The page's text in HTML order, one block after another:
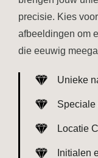
precisie. Kies
afbeeldingen om
die eeuwig
Unieke
Speciale
Locatie
Initialen